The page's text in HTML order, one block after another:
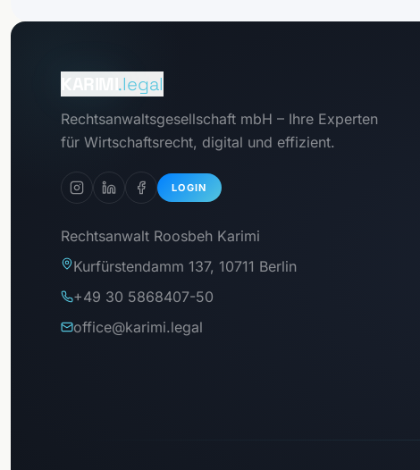
.legal
Rechtsanwaltsgesellschaft mbH – Ihre Experten
für Wirtschaftsrecht, digital und effizient.
LOGIN
Zum
Datenschutzportal
Rechtsanwalt Roosbeh Karimi
Kurfürstendamm 137, 10711 Berlin
+49 30 5868407-50
office@karimi.legal